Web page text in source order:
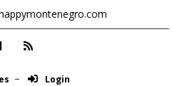
Login